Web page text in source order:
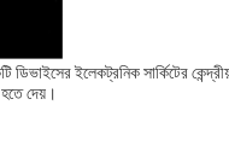
ইলেকট্রনিক সার্কিটের কেন্দ্রীয়
দেয়।